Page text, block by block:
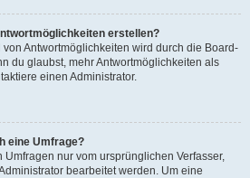
erstellen?
Antwortmöglichkeiten wird durch die Board-
du glaubst, mehr Antwortmöglichkeiten als
einen Administrator.
eine Umfrage?
nur vom ursprünglichen Verfasser,
bearbeitet werden. Um eine